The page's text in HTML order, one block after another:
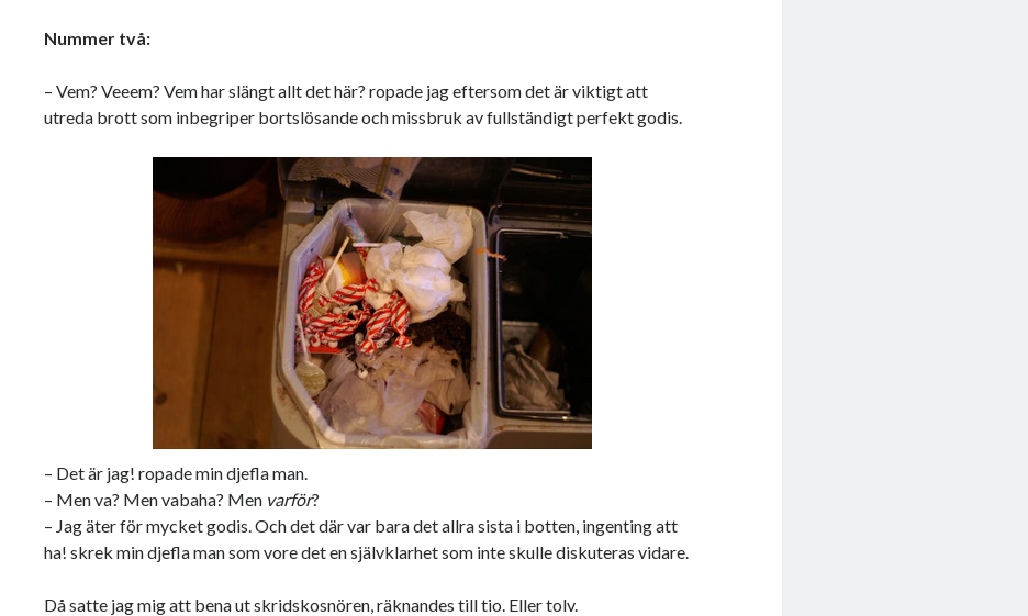
Nummer två:
– Vem? Veeem? Vem har slängt allt det här? ropade jag eftersom det är viktigt att
utreda brott som inbegriper bortslösande och missbruk av fullständigt perfekt godis.
– Det är jag! ropade min djefla man.
– Men va? Men vabaha? Men varför?
– Jag äter för mycket godis. Och det där var bara det allra sista i botten, ingenting att
ha! skrek min djefla man som vore det en självklarhet som inte skulle diskuteras vidare.
Då satte jag mig att bena ut skridskosnören, räknandes till tio. Eller tolv.